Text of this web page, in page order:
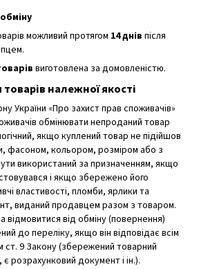
можливий протягом 14 днів після
виготовлена ​​за домовленістю.
належної якості
України «Про захист прав споживачів»
обмінювати непроданий товар
якщо куплений товар не підійшов
фасоном, кольором, розміром або з
використаний за призначенням, якщо
і якщо збережено його
властивості, пломби, ярлики та
виданий продавцем разом з товаром.
від обміну (повернення)
до переліку, якщо він відповідає всім
9 Закону (збережений товарний
розрахунковий документ і ін.).